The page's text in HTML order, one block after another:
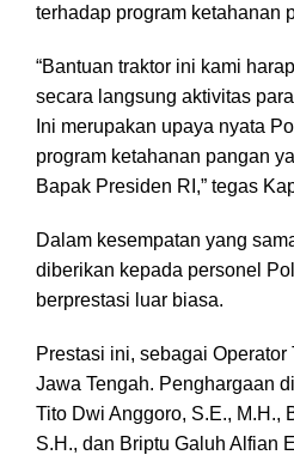
terhadap program ketahanan
“Bantuan traktor ini kami
secara langsung aktivitas
Ini merupakan upaya nyata
program ketahanan pangan
Bapak Presiden RI,” tegas
Dalam kesempatan yang
diberikan kepada personel
berprestasi luar biasa.
Prestasi ini, sebagai Operator
Jawa Tengah. Penghargaan
Tito Dwi Anggoro, S.E., M.H.,
S.H., dan Briptu Galuh Alfian